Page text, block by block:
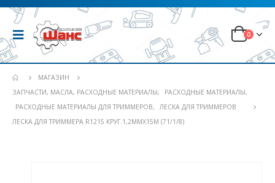
0
МАГАЗИН
ЗАПЧАСТИ, МАСЛА, РАСХОДНЫЕ МАТЕРИАЛЫ, РАСХОДНЫЕ МАТЕРИАЛЫ,
РАСХОДНЫЕ МАТЕРИАЛЫ ДЛЯ ТРИММЕРОВ,
ЛЕСКА ДЛЯ ТРИММЕРОВ
ЛЕСКА ДЛЯ ТРИММЕРА R1215 КРУГ.1,2ММХ15М (71/1/8)